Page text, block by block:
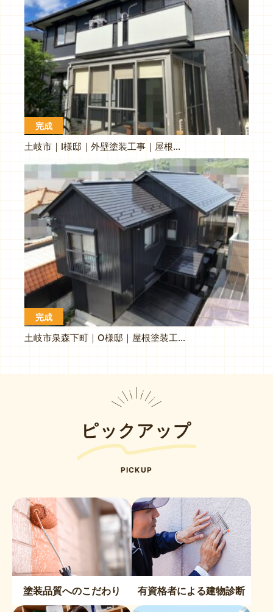
完成
土岐市｜I様邸｜外壁塗装工事｜屋根カバー工事｜畳新調
完成
土岐市泉森下町｜O様邸｜屋根塗装工事｜外壁塗装工事
ピックアップ
PICKUP
塗装品質へのこだわり 有資格者による建物診断